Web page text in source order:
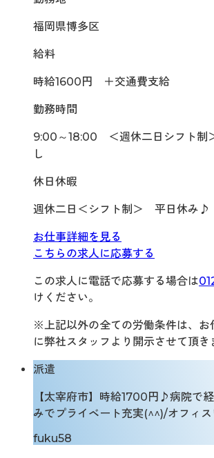
福岡県博多区
給料
時給1600円 ＋交通費支給
勤務時間
9:00～18:00 ＜週休二日シフト制
し
休日休暇
週休二日＜シフト制＞ 平日休み♪
お仕事詳細を見る
こちらの求人に応募する
この求人に電話で応募する場合は
けください。
※上記以外の全ての労働条件は、お
に弊社スタッフより開示させて頂き
派遣
【太宰府市】時給1700円♪病院で
みでプライベート充実(^^)/オフィ
fuku58